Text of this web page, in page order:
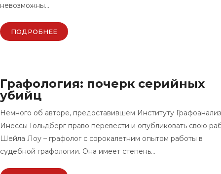
невозможны…
ПОДРОБНЕЕ
Графология: почерк серийных
убийц
Немного об авторе, предоставившем Институту
Инессы Гольдберг право перевести и опубликовать свою
Шейла Лоу – графолог с сорокалетним опытом работы в
судебной графологии. Она имеет степень…